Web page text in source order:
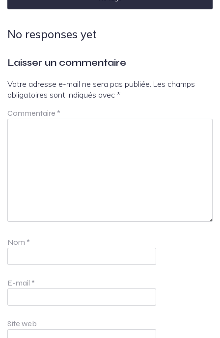
No responses yet
Laisser un commentaire
Votre adresse e-mail ne sera pas publiée. Les champs
obligatoires sont indiqués avec *
Commentaire *
Nom *
E-mail *
Site web